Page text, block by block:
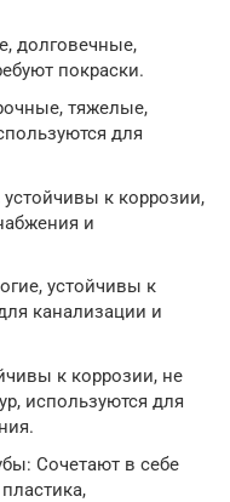
долговечные,
покраски.
тяжелые,
для
к коррозии,
и
устойчивы к
канализации и
к коррозии, не
используются для
Сочетают в себе